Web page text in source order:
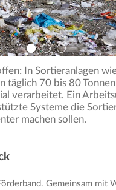
In Sortieranlagen
täglich 70 bis 80 Tonnen
verarbeitet. Ein
Systeme die
machen sollen.
Gemeinsam mit